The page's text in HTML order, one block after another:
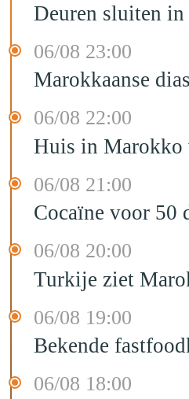
Deuren sluiten in
06/08 23:00
Marokkaanse
06/08 22:00
Huis in Marokko
06/08 21:00
Cocaïne voor 50
06/08 20:00
Turkije ziet
06/08 19:00
Bekende
06/08 18:00